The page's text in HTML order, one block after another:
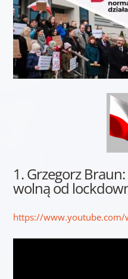
1. Grzegorz
wolną od
https://www.youtube.com/